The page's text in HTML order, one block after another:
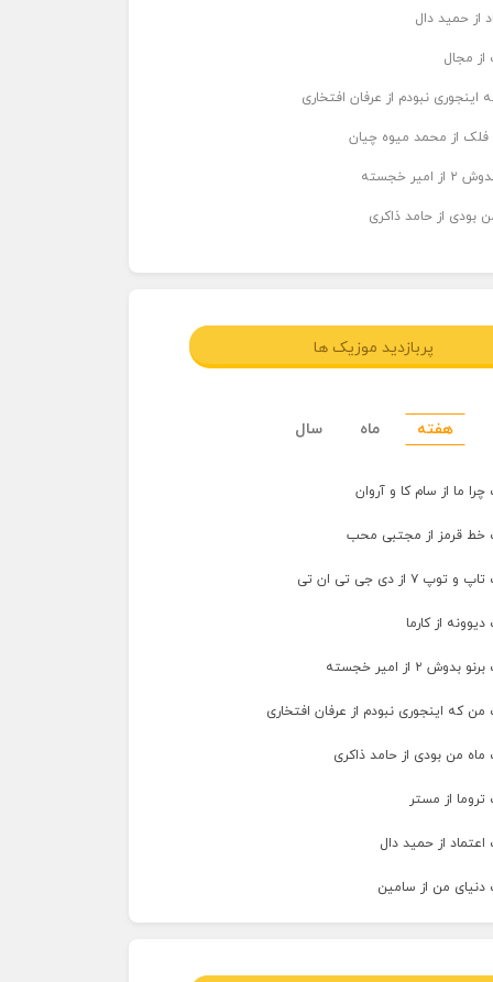
از حمید دال
از مجال
اینجوری نبودم از عرفان افتخاری
فلک از محمد میوه چیان
خجسته
بودی از حامد ذاکری
پربازدید موزیک ها
هفته ماه سال
چرا ما از سام کا و آروان
خط قرمز از مجتبی محب
۷ از دی جی تی ان تی
از کارما
۲ از امیر خجسته
من که اینجوری نبودم از عرفان افتخاری
ماه من بودی از حامد ذاکری
تروما از مستر
اعتماد از حمید دال
دنیای من از سامین